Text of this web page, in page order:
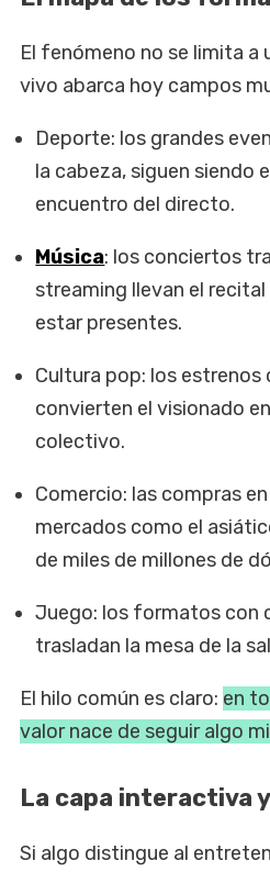
El fenómeno no se limita a
vivo abarca hoy campos
Deporte: los grandes
la cabeza, siguen siendo
encuentro del directo.
Música: los conciertos
streaming llevan el
estar presentes.
Cultura pop: los
convierten el visionado
colectivo.
Comercio: las compras
mercados como el
de miles de millones de
Juego: los formatos con
trasladan la mesa de la
El hilo común es claro: en
valor nace de seguir algo
La capa interactiva
Si algo distingue al